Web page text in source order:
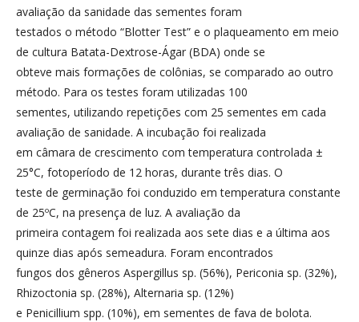
avaliação da sanidade das sementes foram
testados o método “Blotter Test” e o plaqueamento em meio
de cultura Batata-Dextrose-Ágar (BDA) onde se
obteve mais formações de colônias, se comparado ao outro
método. Para os testes foram utilizadas 100
sementes, utilizando repetições com 25 sementes em cada
avaliação de sanidade. A incubação foi realizada
em câmara de crescimento com temperatura controlada ±
25°C, fotoperíodo de 12 horas, durante três dias. O
teste de germinação foi conduzido em temperatura constante
de 25ºC, na presença de luz. A avaliação da
primeira contagem foi realizada aos sete dias e a última aos
quinze dias após semeadura. Foram encontrados
fungos dos gêneros Aspergillus sp. (56%), Periconia sp. (32%),
Rhizoctonia sp. (28%), Alternaria sp. (12%)
e Penicillium spp. (10%), em sementes de fava de bolota.